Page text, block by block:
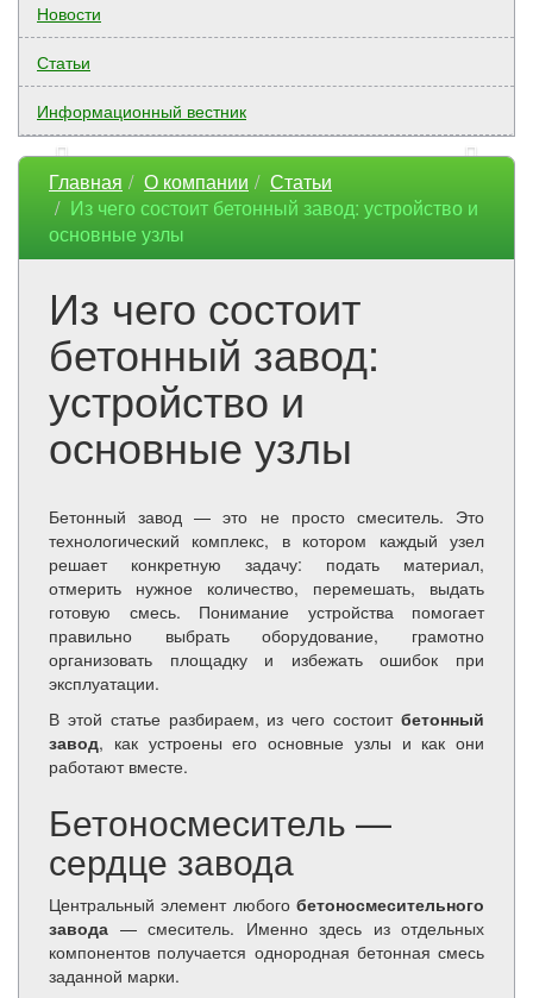
Новости
Статьи
Информационный вестник
Главная О компании
Статьи
Из чего состоит бетонный завод: устройство и
основные узлы
Из чего состоит
бетонный завод:
устройство и
основные узлы
Бетонный завод — это не просто смеситель. Это
технологический комплекс, в котором каждый узел
решает конкретную задачу: подать материал,
отмерить нужное количество, перемешать, выдать
готовую смесь. Понимание устройства помогает
правильно выбрать оборудование, грамотно
организовать площадку и избежать ошибок при
эксплуатации.
В этой статье разбираем, из чего состоит бетонный
завод, как устроены его основные узлы и как они
работают вместе.
Бетоносмеситель —
сердце завода
Центральный элемент любого бетоносмесительного
завода — смеситель. Именно здесь из отдельных
компонентов получается однородная бетонная смесь
заданной марки.